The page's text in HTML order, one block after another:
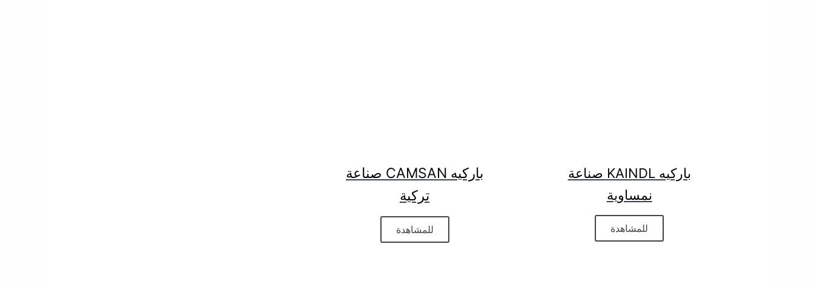
باركيه KAINDL صناعة
نمساوية
للمشاهدة
باركيه CAMSAN صناعة
تركية
للمشاهدة